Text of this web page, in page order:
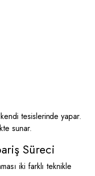
tesislerinde yapar.
sunar.
Süreci
iki farklı teknikle